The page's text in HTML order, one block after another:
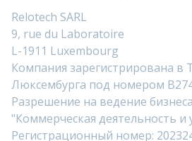
Relotech SARL
9, rue du Laboratoire
L-1911 Luxembourg
Компания зарегистрирована в
Люксембурга под номером
Разрешение на ведение
"Коммерческая деятельность и
Регистрационный номер: